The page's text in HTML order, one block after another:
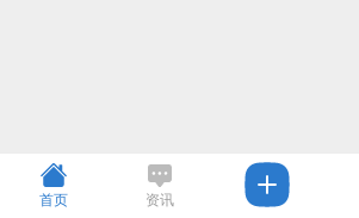
首页 资讯